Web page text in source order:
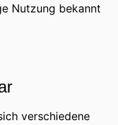
Nutzung bekannt
verschiedene